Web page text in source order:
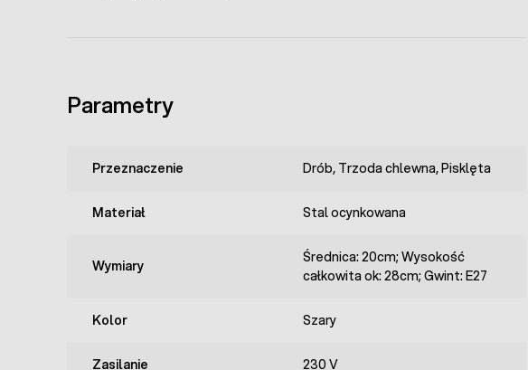
Parametry
Przeznaczenie Drób, Trzoda chlewna, Pisklęta
Materiał Stal ocynkowana
Wymiary
Średnica: 20cm; Wysokość
całkowita ok: 28cm; Gwint: E27
Kolor Szary
Zasilanie 230 V